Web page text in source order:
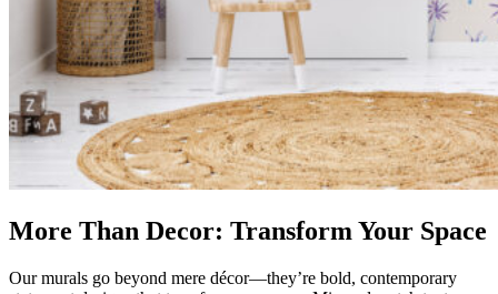
More Than Decor: Transform Your Space
Our murals go beyond mere décor—they’re bold, contemporary